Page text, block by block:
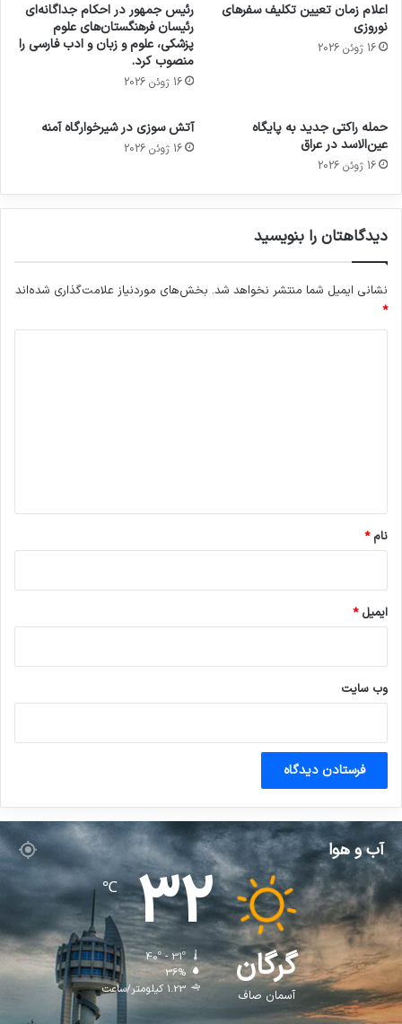
اعلام زمان تعیین تکلیف سفرهای
نوروزی
16 ژوئن 2026
رئیس جمهور در احکام جداگانه‌ای
رئیسان فرهنگستان‌های علوم
پزشکی، علوم و زبان و ادب فارسی را
منصوب کرد.
16 ژوئن 2026
حمله راکتی جدید به پایگاه
عین‌الاسد در عراق
16 ژوئن 2026
آتش سوزی در شیرخوارگاه آمنه
16 ژوئن 2026
دیدگاهتان را بنویسید
نشانی ایمیل شما منتشر نخواهد شد. بخش‌های موردنیاز علامت‌گذاری شده‌اند
*
نام*
ایمیل*
وب‌ سایت
آب و هوا
گرگان
آسمان صاف
32
℃
40º - 31º
36%
1.23 کیلومتر/ساعت